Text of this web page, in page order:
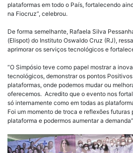
plataformas em todo o País, fortalecendo
na Fiocruz”, celebrou.
De forma semelhante, Rafaela Silva
(Elispot) do Instituto Oswaldo Cruz (RJ),
aprimorar os serviços tecnológicos e
“O Simpósio teve como papel mostrar a
tecnológicos, demonstrar os pontos
plataformas, onde podemos mudar ou
oferecemos. Acredito que o evento nos
só internamente como em todas as
Foi um momento de troca e reflexões futuras
plataforma e podermos aumentar a